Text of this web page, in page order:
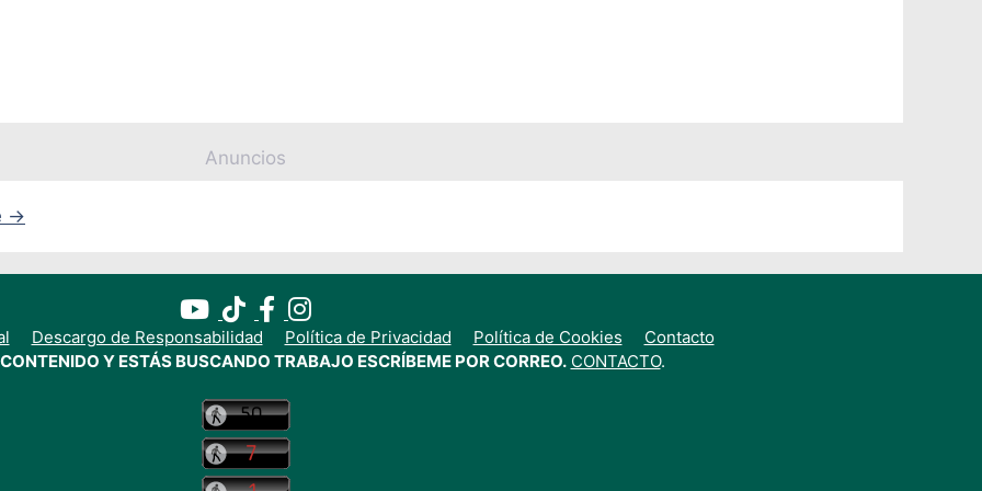
Anuncios
→
Descargo de Responsabilidad Política de Privacidad Política de Cookies
Contacto
Y ESTÁS BUSCANDO TRABAJO ESCRÍBEME POR CORREO. CONTACTO.